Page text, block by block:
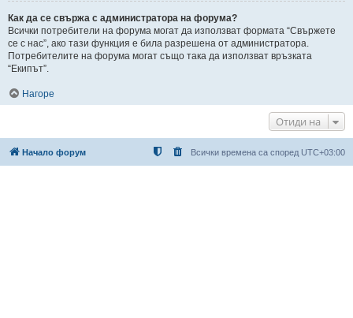
Как да се свържа с администратора на форума?
Всички потребители на форума могат да използват формата “Свържете
се с нас”, ако тази функция е била разрешена от администратора.
Потребителите на форума могат също така да използват връзката
“Екипът”.
Нагоре
Отиди на
Начало форум Всички времена са според UTC+03:00